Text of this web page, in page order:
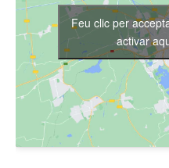
Feu clic per
activar